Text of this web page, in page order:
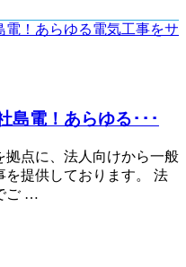
島電！あらゆる･･･
点に、法人向けから一般
提供しております。 法
ご …